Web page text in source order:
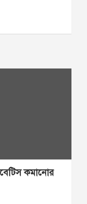
কমানোর